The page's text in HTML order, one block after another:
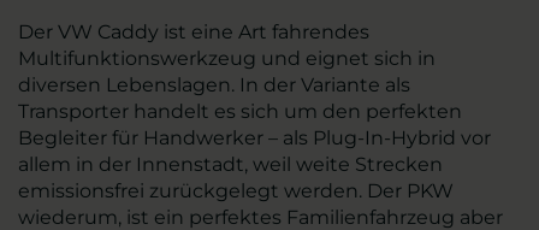
Der VW Caddy ist eine Art fahrendes
Multifunktionswerkzeug und eignet sich in
diversen Lebenslagen. In der Variante als
Transporter handelt es sich um den perfekten
Begleiter für Handwerker – als Plug-In-Hybrid vor
allem in der Innenstadt, weil weite Strecken
emissionsfrei zurückgelegt werden. Der PKW
wiederum, ist ein perfektes Familienfahrzeug aber